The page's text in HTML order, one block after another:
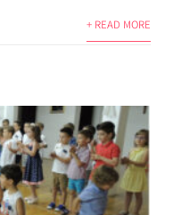
+ READ MORE